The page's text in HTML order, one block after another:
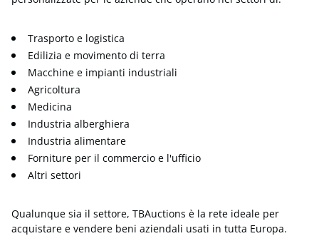
Trasporto e logistica
Edilizia e movimento di terra
Macchine e impianti industriali
Agricoltura
Medicina
Industria alberghiera
Industria alimentare
Forniture per il commercio e l'ufficio
Altri settori
Qualunque sia il settore, TBAuctions è la rete ideale per
acquistare e vendere beni aziendali usati in tutta Europa.